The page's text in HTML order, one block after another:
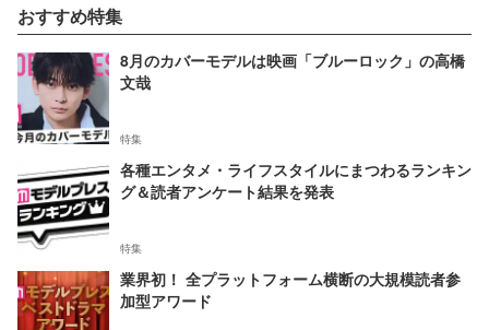
おすすめ特集
8月のカバーモデルは映画「ブルーロック」の高橋
文哉
特集
各種エンタメ・ライフスタイルにまつわるランキン
グ＆読者アンケート結果を発表
特集
業界初！ 全プラットフォーム横断の大規模読者参
加型アワード